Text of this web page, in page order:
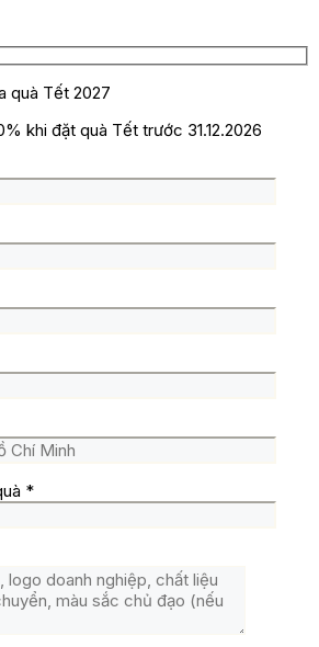
quà Tết 2027
khi đặt quà Tết trước 31.12.2026
*